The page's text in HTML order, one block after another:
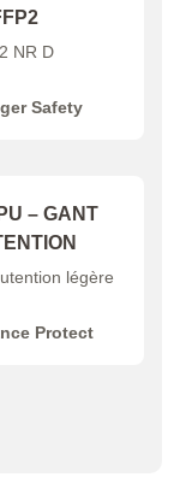
NR D
Safety
– GANT
légère
Protect